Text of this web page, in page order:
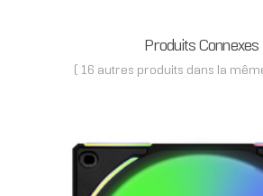
Produits Connexes
( 16 autres produits dans la